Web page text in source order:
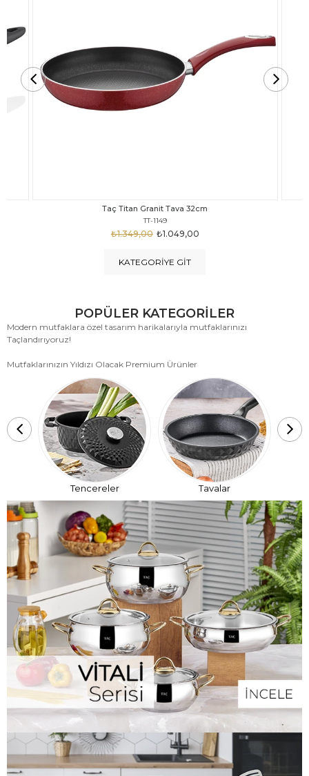
Taç Titan Granit Tava 30cm
TT-1148
₺999,00
₺1.875,00
KATEGORIYE GIT
POPÜLER KATEGORİLER
Modern mutfaklara özel tasarım harikalarıyla mutfaklarınızı
Taçlandırıyoruz!
Mutfaklarınızın Yıldızı Olacak Premium Ürünler
Tencereler Tavalar